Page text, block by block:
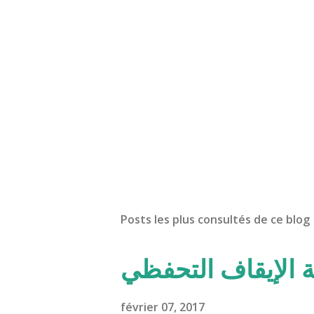
Posts les plus consultés de ce blog
الإيقاف التحفظي
février 07, 2017